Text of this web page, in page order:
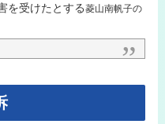
を受けたとする菱山南帆子の